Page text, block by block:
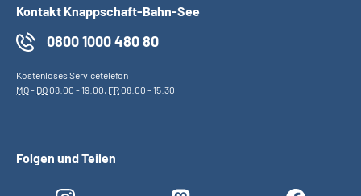
Kontakt Knappschaft-Bahn-See
0800 1000 480 80
Kostenloses Servicetelefon
MO- DO08:00 - 19:00, FR08:00 - 15:30
Folgen und Teilen